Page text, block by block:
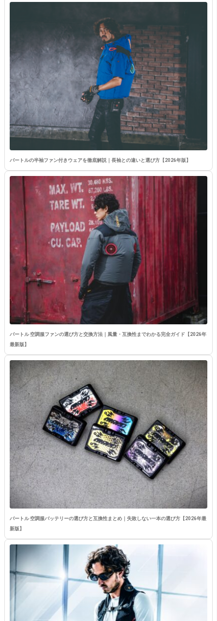
バートルの半袖ファン付きウェアを徹底解説｜長袖との違いと選び方【2026年版】
バートル 空調服ファンの選び方と交換方法｜風量・互換性までわかる完全ガイド【2026年
最新版】
バートル 空調服バッテリーの選び方と互換性まとめ｜失敗しない一本の選び方【2026年最
新版】